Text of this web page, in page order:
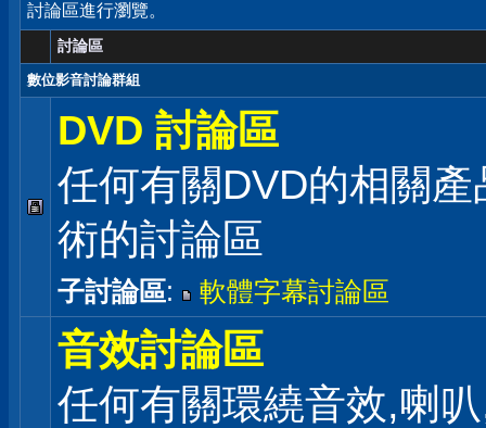
討論區進行瀏覽。
討論區
數位影音討論群組
DVD 討論區
任何有關DVD的相關
術的討論區
子討論區: 軟體字幕討論區
音效討論區
任何有關環繞音效,喇